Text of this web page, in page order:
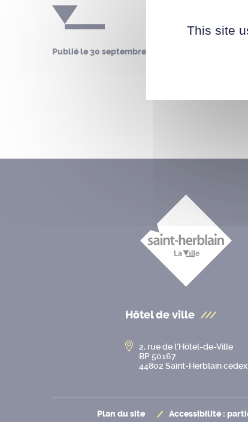
Publié le30 septembre 2024
Hôtel de ville
2, rue de l’Hôtel-de-Ville
BP 50167
44802 Saint-Herblain cedex
Plan du site Accessibilité :
This site